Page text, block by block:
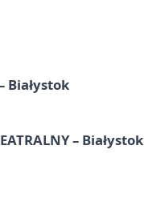
Białystok
– Białystok